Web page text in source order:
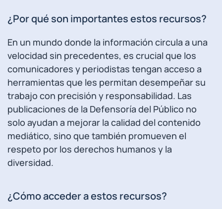
¿Por qué son importantes estos recursos?
En un mundo donde la información circula a una
velocidad sin precedentes, es crucial que los
comunicadores y periodistas tengan acceso a
herramientas que les permitan desempeñar su
trabajo con precisión y responsabilidad. Las
publicaciones de la Defensoría del Público no
solo ayudan a mejorar la calidad del contenido
mediático, sino que también promueven el
respeto por los derechos humanos y la
diversidad.
¿Cómo acceder a estos recursos?